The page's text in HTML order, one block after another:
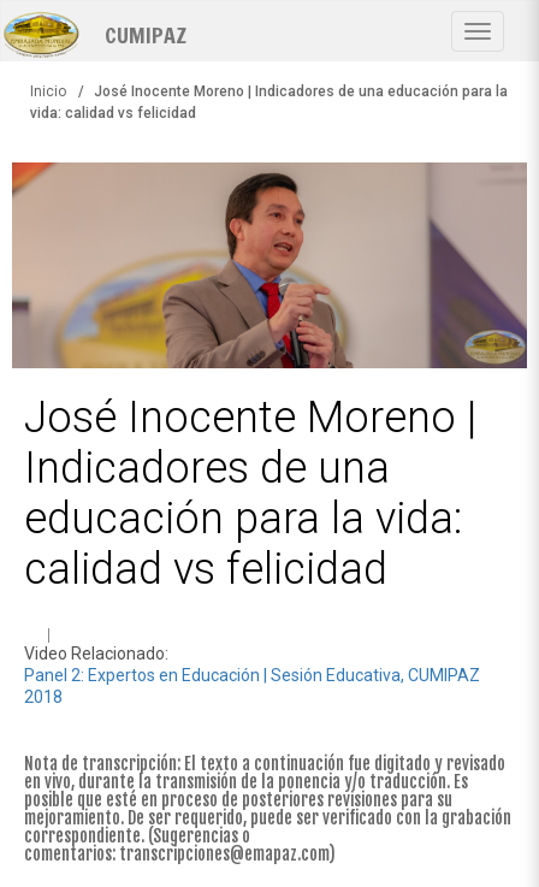
Pasar
al
contenido
Toggle
CUMIPAZ
Inicio
José Inocente Moreno | Indicadores de una educación para la
vida: calidad vs felicidad
José Inocente Moreno |
Indicadores de una
educación para la vida:
calidad vs felicidad
Video Relacionado:
Panel 2: Expertos en Educación | Sesión Educativa, CUMIPAZ
2018
Nota de transcripción: El texto a continuación fue digitado y revisado
en vivo, durante la transmisión de la ponencia y/o traducción. Es
posible que esté en proceso de posteriores revisiones para su
mejoramiento. De ser requerido, puede ser verificado con la grabación
correspondiente. (Sugerencias o
comentarios: transcripciones@emapaz.com)